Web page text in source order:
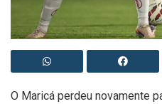
O Maricá perdeu novamente